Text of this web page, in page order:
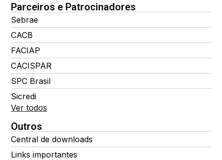
Parceiros e Patrocinadores
Sebrae
CACB
FACIAP
CACISPAR
SPC Brasil
Sicredi
Ver todos
Outros
Central de downloads
Links importantes